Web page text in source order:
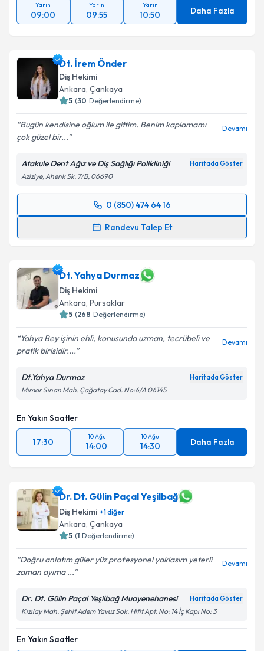
Yarın
09:00
Yarın
09:55
Yarın
10:50 Daha Fazla
Dt. İrem Önder
Diş Hekimi
Ankara, Çankaya
5 (30 Değerlendirme)
Bugün kendisine oğlum ile gittim. Benim kaplamamı
çok güzel bir...
Devamı
Atakule Dent Ağız ve Diş Sağlığı Polikliniği Haritada Göster
Aziziye, Ahenk Sk. 7/B, 06690
0 (850) 474 64 16
Randevu Talep Et
Randevu Takvimi Talebi
hazırlandığında e-posta ile bilgilendireceğiz.
E-posta Adresiniz
Kişisel verilerimin işlenmesine ilişkin
kapsamda işlenmesini kabul ediyorum.
Dt. Yahya Durmaz
Diş Hekimi
Ankara, Pursaklar
5 (268 Değerlendirme)
Yahya Bey işinin ehli, konusunda uzman, tecrübeli ve
pratik birisidir....
Devamı
Dt.Yahya Durmaz Haritada Göster
Mimar Sinan Mah. Çağatay Cad. No:6/A 06145
En Yakın Saatler
17:30
10 Ağu
14:00
10 Ağu
14:30 Daha Fazla
Dr. Dt. Gülin Paçal Yeşilbağ
Diş Hekimi +1diğer
Ankara, Çankaya
5 (1 Değerlendirme)
Doğru anlatım güler yüz profesyonel yaklasım yeterli
zaman ayıma ...
Devamı
Dr. Dt. Gülin Paçal Yeşilbağ Muayenehanesi Haritada Göster
Kızılay Mah. Şehit Adem Yavuz Sok. Hitit Apt. No: 14 İç Kapı No: 3
En Yakın Saatler